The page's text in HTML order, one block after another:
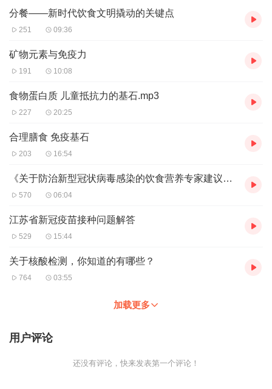
分餐——新时代饮食文明撬动的关键点
251 09:36
矿物元素与免疫力
191 10:08
食物蛋白质 儿童抵抗力的基石.mp3
227 20:25
合理膳食 免疫基石
203 16:54
《关于防治新型冠状病毒感染的饮食营养专家建议》（5-10）
570 06:04
江苏省新冠疫苗接种问题解答
529 15:44
关于核酸检测，你知道的有哪些？
764 03:55
加载更多
用户评论
还没有评论，快来发表第一个评论！